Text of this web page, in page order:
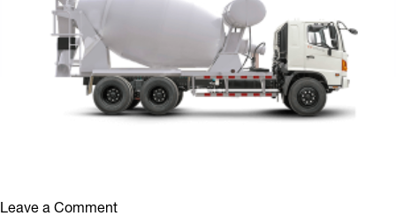
Leave a Commenton